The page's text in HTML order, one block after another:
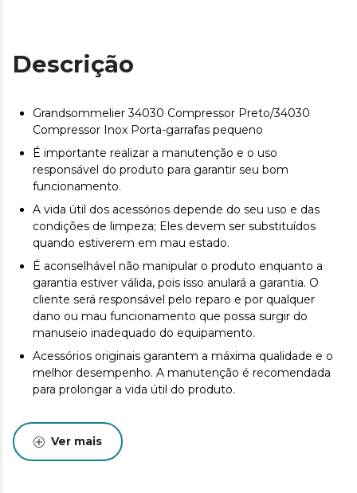
Descrição
Grandsommelier 34030 Compressor Preto/34030
Compressor Inox Porta-garrafas pequeno
É importante realizar a manutenção e o uso
responsável do produto para garantir seu bom
funcionamento.
A vida útil dos acessórios depende do seu uso e das
condições de limpeza; Eles devem ser substituídos
quando estiverem em mau estado.
É aconselhável não manipular o produto enquanto a
garantia estiver válida, pois isso anulará a garantia. O
cliente será responsável pelo reparo e por qualquer
dano ou mau funcionamento que possa surgir do
manuseio inadequado do equipamento.
Acessórios originais garantem a máxima qualidade e o
melhor desempenho. A manutenção é recomendada
para prolongar a vida útil do produto.
Ver mais